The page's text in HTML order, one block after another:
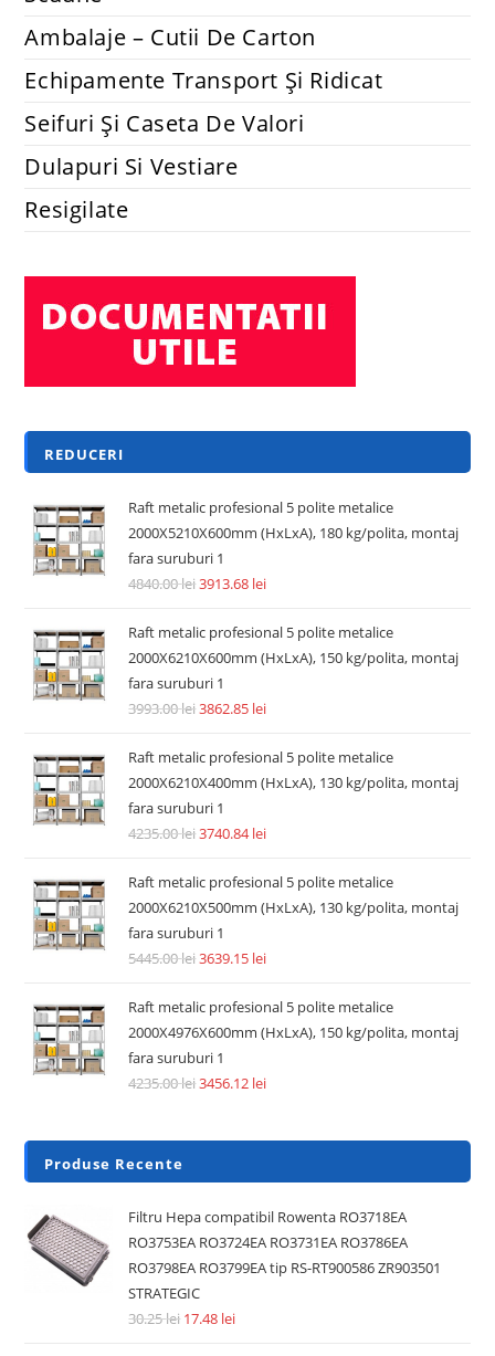
Ambalaje – Cutii De Carton
Echipamente Transport Și Ridicat
Seifuri Și Caseta De Valori
Dulapuri Si Vestiare
Resigilate
REDUCERI
Raft metalic profesional 5 polite metalice
2000X5210X600mm (HxLxA), 180 kg/polita, montaj
fara suruburi 1
4840.00lei3913.68 lei
Raft metalic profesional 5 polite metalice
2000X6210X600mm (HxLxA), 150 kg/polita, montaj
fara suruburi 1
3993.00lei3862.85 lei
Raft metalic profesional 5 polite metalice
2000X6210X400mm (HxLxA), 130 kg/polita, montaj
fara suruburi 1
4235.00lei3740.84lei
Raft metalic profesional 5 polite metalice
2000X6210X500mm (HxLxA), 130 kg/polita, montaj
fara suruburi 1
5445.00lei3639.15 lei
Raft metalic profesional 5 polite metalice
2000X4976X600mm (HxLxA), 150 kg/polita, montaj
fara suruburi 1
4235.00lei3456.12 lei
Produse Recente
Filtru Hepa compatibil Rowenta RO3718EA
RO3753EA RO3724EA RO3731EA RO3786EA
RO3798EA RO3799EA tip RS-RT900586 ZR903501
STRATEGIC
30.25lei 17.48 lei